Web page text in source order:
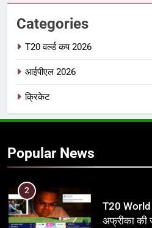
Categories
T20 वर्ल्ड कप 2026
आईपीएल 2026
क्रिकेट
Popular News
8
अर्जुन
उम्र,
2
T20 World
अफ्रीका की